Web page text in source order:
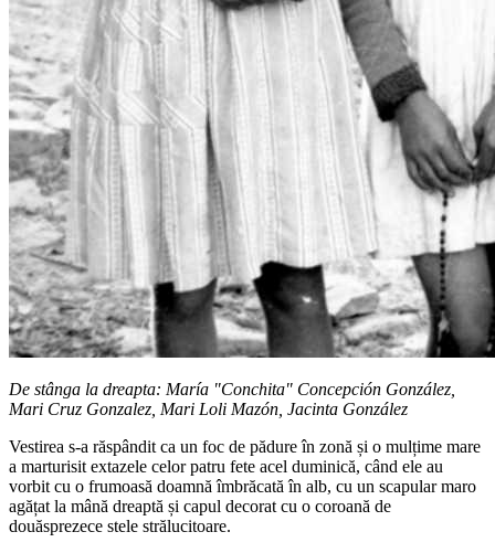
De stânga la dreapta: María "Conchita" Concepción González,
Mari Cruz Gonzalez, Mari Loli Mazón, Jacinta González
Vestirea s-a răspândit ca un foc de pădure în zonă și o mulțime mare
a marturisit extazele celor patru fete acel duminică, când ele au
vorbit cu o frumoasă doamnă îmbrăcată în alb, cu un scapular maro
agățat la mână dreaptă și capul decorat cu o coroană de
douăsprezece stele strălucitoare.